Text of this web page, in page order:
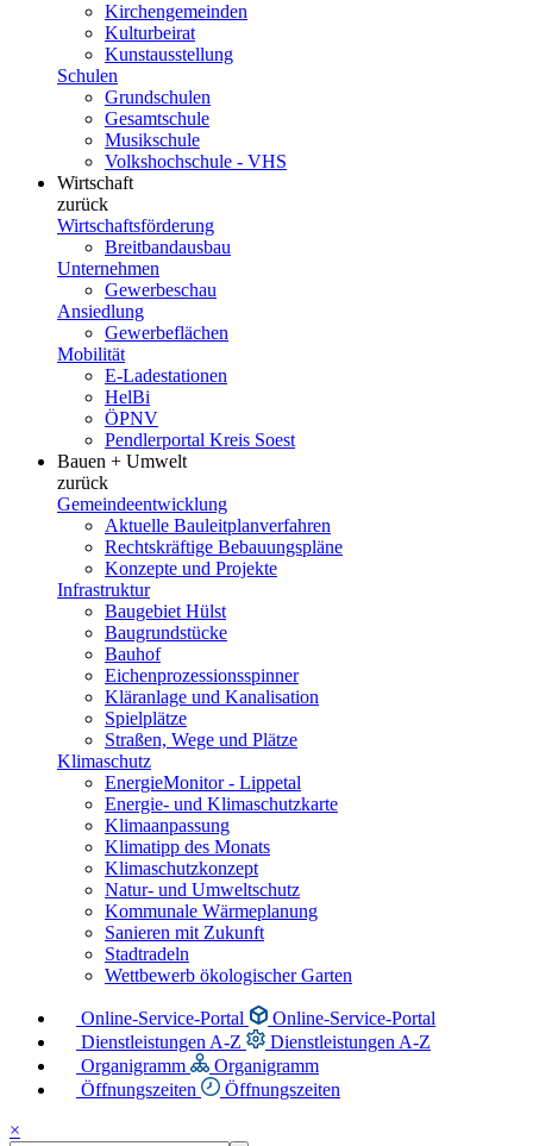
Kirchengemeinden
Kulturbeirat
Kunstausstellung
Schulen
Grundschulen
Gesamtschule
Musikschule
Volkshochschule - VHS
Wirtschaft
zurück
Wirtschaftsförderung
Breitbandausbau
Unternehmen
Gewerbeschau
Ansiedlung
Gewerbeflächen
Mobilität
E-Ladestationen
HelBi
ÖPNV
Pendlerportal Kreis Soest
Bauen + Umwelt
zurück
Gemeindeentwicklung
Aktuelle Bauleitplanverfahren
Rechtskräftige Bebauungspläne
Konzepte und Projekte
Infrastruktur
Baugebiet Hülst
Baugrundstücke
Bauhof
Eichenprozessionsspinner
Kläranlage und Kanalisation
Spielplätze
Straßen, Wege und Plätze
Klimaschutz
EnergieMonitor - Lippetal
Energie- und Klimaschutzkarte
Klimaanpassung
Klimatipp des Monats
Klimaschutzkonzept
Natur- und Umweltschutz
Kommunale Wärmeplanung
Sanieren mit Zukunft
Stadtradeln
Wettbewerb ökologischer Garten
Online-Service-Portal
Online-Service-Portal
Dienstleistungen A-Z
Dienstleistungen A-Z
Organigramm
Organigramm
Öffnungszeiten
Öffnungszeiten
×